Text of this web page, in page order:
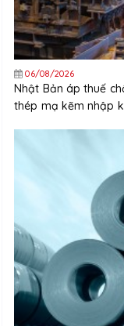
06/08/2026
Nhật Bản áp thuế
thép mạ kẽm nhập